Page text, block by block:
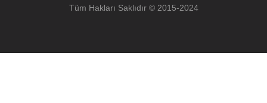
Tüm Hakları Saklıdır © 2015-2024